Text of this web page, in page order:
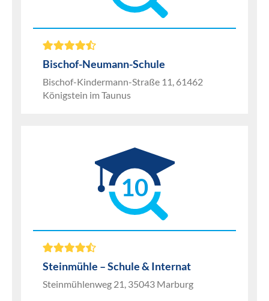
Bischof-Neumann-Schule
Bischof-Kindermann-Straße 11, 61462
Königstein im Taunus
10
Steinmühle – Schule & Internat
Steinmühlenweg 21, 35043 Marburg